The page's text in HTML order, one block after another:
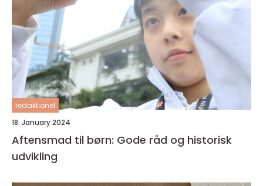
redaktionel
18. January 2024
Aftensmad til børn: Gode råd og historisk
udvikling